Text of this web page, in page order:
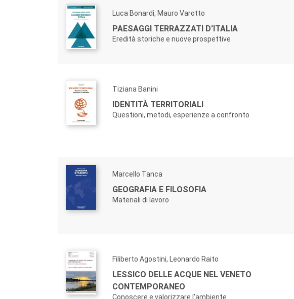
Luca Bonardi, Mauro Varotto
PAESAGGI TERRAZZATI D'ITALIA
Eredità storiche e nuove prospettive
Tiziana Banini
IDENTITÀ TERRITORIALI
Questioni, metodi, esperienze a confronto
Marcello Tanca
GEOGRAFIA E FILOSOFIA
Materiali di lavoro
Filiberto Agostini, Leonardo Raito
LESSICO DELLE ACQUE NEL VENETO
CONTEMPORANEO
Conoscere e valorizzare l'ambiente